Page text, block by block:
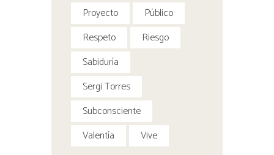
Proyecto
Público
Respeto
Riesgo
Sabiduría
Sergi Torres
Subconsciente
Valentía
Vive